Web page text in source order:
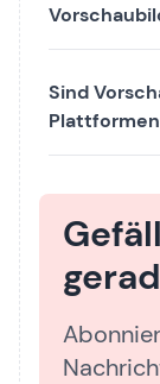
Sind